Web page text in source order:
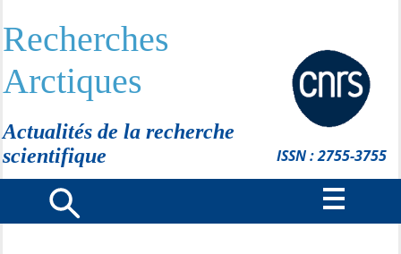
Recherches
Arctiques
Actualités de la recherche
scientifique
ISSN : 2755-3755